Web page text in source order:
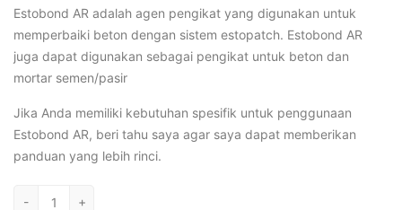
Estobond AR adalah agen pengikat yang digunakan untuk
memperbaiki beton dengan sistem estopatch. Estobond AR
juga dapat digunakan sebagai pengikat untuk beton dan
mortar semen/pasir
Jika Anda memiliki kebutuhan spesifik untuk penggunaan
Estobond AR, beri tahu saya agar saya dapat memberikan
panduan yang lebih rinci.
- +